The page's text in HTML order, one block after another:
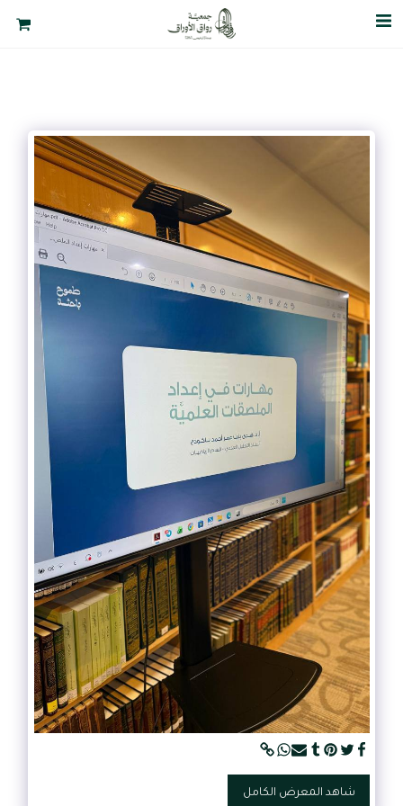
شاهد المعرض الكامل